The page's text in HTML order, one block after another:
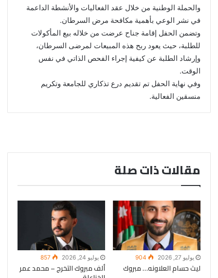
والحملة الوطنية من خلال عقد الفعاليات والأنشطة الداعمة
في نشر الوعي بأهمية مكافحة مرض السرطان.
وتضمن الحفل إقامة جناح عرضت من خلاله بيع المأكولات
للطلبة، حيث يعود ربح هذه المبيعات لمرضى السرطان،
وإرشاد الطلبة عن كيفية إجراء الفحص الذاتي في نفس
الوقت.
وفي نهاية الحفل تم تقديم درع تذكاري للجامعة وتكريم
منسقين الفعالية.
مقالات ذات صلة
يوليو 27, 2026 904
ليث حسام العلاونه… مبروك
يوليو 24, 2026 857
ألف مبروك التخرج – محمد عمر